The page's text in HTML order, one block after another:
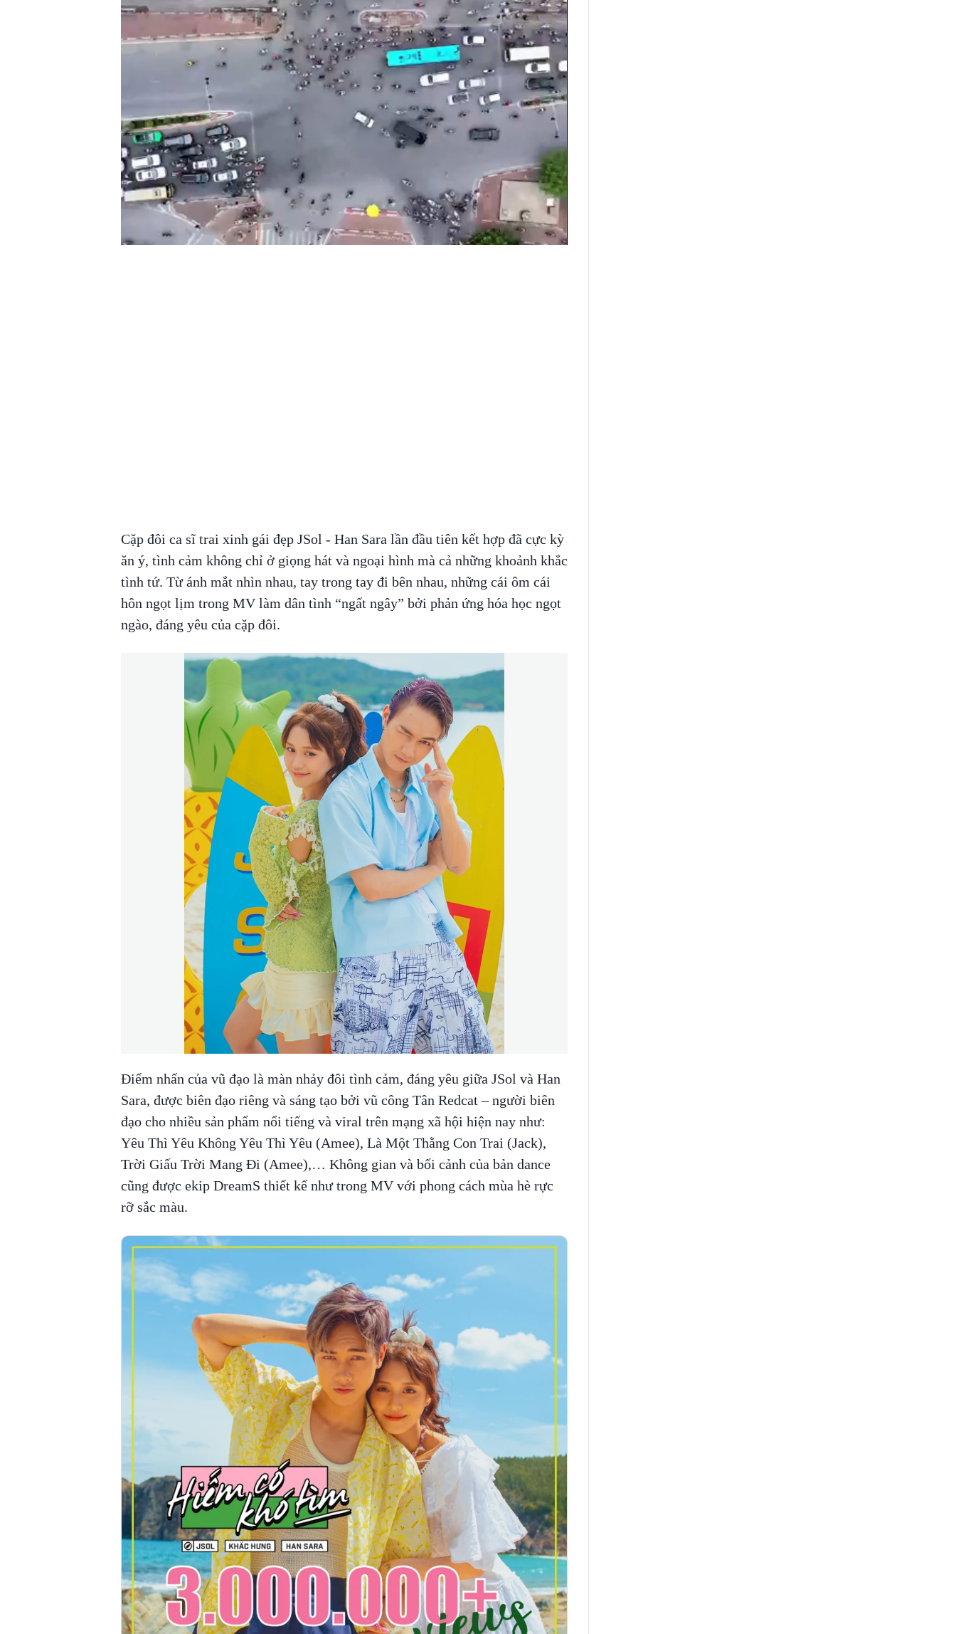
Cặp đôi ca sĩ trai xinh gái đẹp JSol - Han Sara lần đầu tiên kết hợp đã cực kỳ
ăn ý, tình cảm không chỉ ở giọng hát và ngoại hình mà cả những khoảnh khắc
tình tứ. Từ ánh mắt nhìn nhau, tay trong tay đi bên nhau, những cái ôm cái
hôn ngọt lịm trong MV làm dân tình “ngất ngây” bởi phản ứng hóa học ngọt
ngào, đáng yêu của cặp đôi.
Điểm nhấn của vũ đạo là màn nhảy đôi tình cảm, đáng yêu giữa JSol và Han
Sara, được biên đạo riêng và sáng tạo bởi vũ công Tân Redcat – người biên
đạo cho nhiều sản phẩm nổi tiếng và viral trên mạng xã hội hiện nay như:
Yêu Thì Yêu Không Yêu Thì Yêu (Amee), Là Một Thằng Con Trai (Jack),
Trời Giấu Trời Mang Đi (Amee),… Không gian và bối cảnh của bản dance
cũng được ekip DreamS thiết kế như trong MV với phong cách mùa hè rực
rỡ sắc màu.